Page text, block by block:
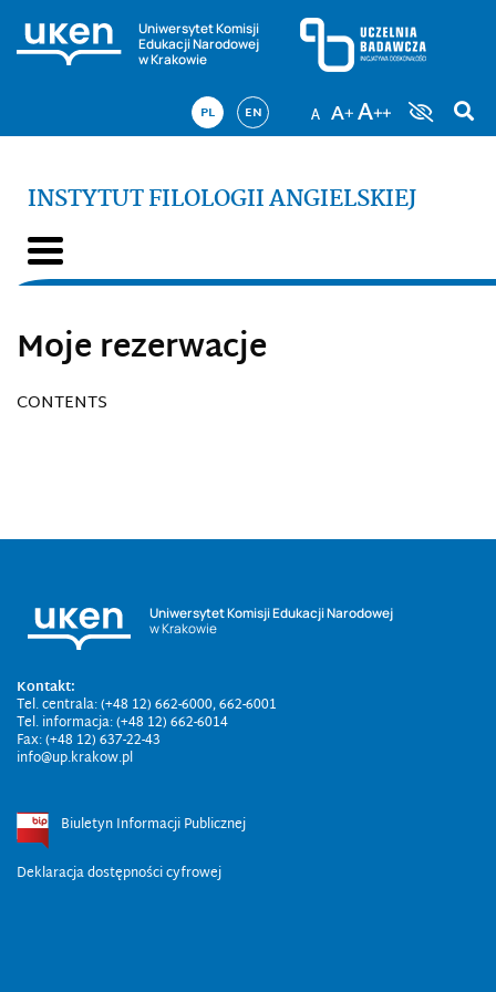
Uniwersytet Komisji
Edukacji Narodowej
w Krakowie
PL EN
INSTYTUT FILOLOGII ANGIELSKIEJ
Moje rezerwacje
CONTENTS
Uniwersytet Komisji Edukacji Narodowej
w Krakowie
Kontakt:
Tel. centrala: (+48 12) 662-6000, 662-6001
Tel. informacja: (+48 12) 662-6014
Fax: (+48 12) 637-22-43
info@up.krakow.pl
Biuletyn Informacji Publicznej
Deklaracja dostępności cyfrowej